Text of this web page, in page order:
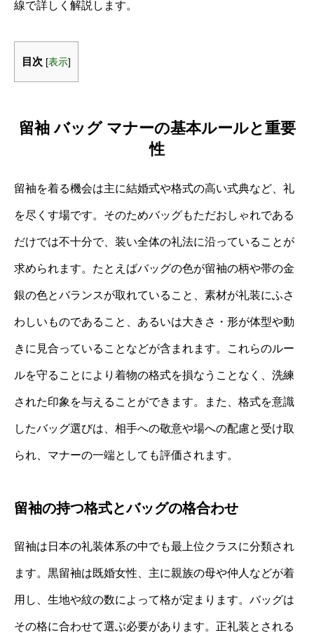
線で詳しく解説します。
目次 [表示]
留袖 バッグ マナーの基本ルールと重要
性
留袖を着る機会は主に結婚式や格式の高い式典など、礼
を尽くす場です。そのためバッグもただおしゃれである
だけでは不十分で、装い全体の礼法に沿っていることが
求められます。たとえばバッグの色が留袖の柄や帯の金
銀の色とバランスが取れていること、素材が礼装にふさ
わしいものであること、あるいは大きさ・形が体型や動
きに見合っていることなどが含まれます。これらのルー
ルを守ることにより着物の格式を損なうことなく、洗練
された印象を与えることができます。また、格式を意識
したバッグ選びは、相手への敬意や場への配慮と受け取
られ、マナーの一端としても評価されます。
留袖の持つ格式とバッグの格合わせ
留袖は日本の礼装体系の中でも最上位クラスに分類され
ます。黒留袖は既婚女性、主に親族の母や仲人などが着
用し、生地や紋の数によって格が定まります。バッグは
その格に合わせて選ぶ必要があります。正礼装とされる